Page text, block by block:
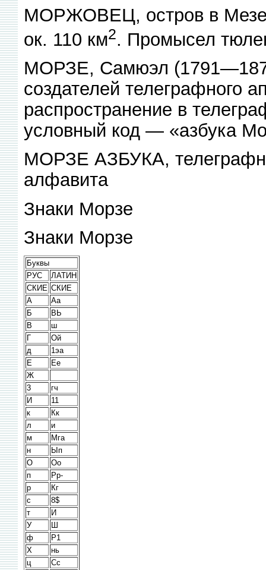
МОРЖОВЕЦ, остров в
ок. 110 км2. Промысел
МОРЗЕ, Самюэл
создателей телеграфного
распространение в
условный код — «азбука
МОРЗЕ АЗБУКА,
алфавита
Знаки Морзе
Знаки Морзе
Буквы
РУС
ЛАТИН
СКИЕ СКИЕ
А
Аа
Б
ВЬ
В
ш
Г
Ой
д
1эа
Е
Ее
Ж
3
гч
И
11
к
Кк
л
и
м
Мга
н
Ып
О
Оо
п
Рр-
р
Кг
с
8$
т
И
У
Ш
ф
Р1
X
нь
ц
Сс